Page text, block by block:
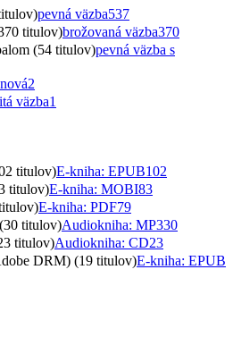
pevná väzba537
titulov)brožovaná väzba370
(54 titulov)pevná väzba s
2
väzba1
titulov)E-kniha: EPUB102
titulov)E-kniha: MOBI83
E-kniha: PDF79
titulov)Audiokniha: MP330
titulov)Audiokniha: CD23
DRM) (19 titulov)E-kniha: EPUB